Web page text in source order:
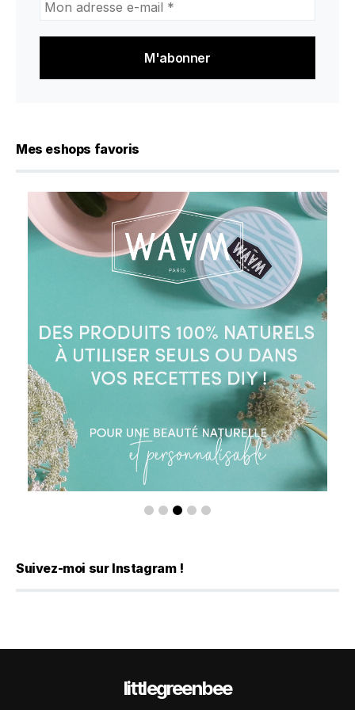
adresse
mail
Mes eshops favoris
Suivez-moi sur Instagram !
littlegreenbee